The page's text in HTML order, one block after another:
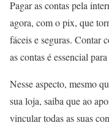
Pagar as contas pela
agora, com o pix, que
fáceis e seguras. Contar
as contas é essencial
Nesse aspecto, mesmo
sua loja, saiba que ao
vincular todas as suas